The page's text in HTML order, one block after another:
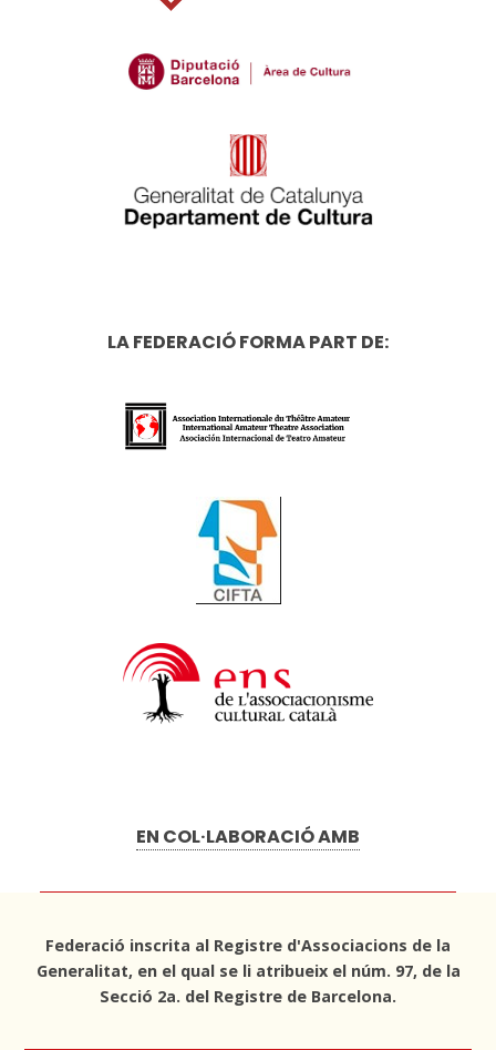
LA FEDERACIÓ FORMA PART DE:
EN COL·LABORACIÓ AMB
Federació inscrita al Registre d'Associacions de la
Generalitat, en el qual se li atribueix el núm. 97, de la
Secció 2a. del Registre de Barcelona.